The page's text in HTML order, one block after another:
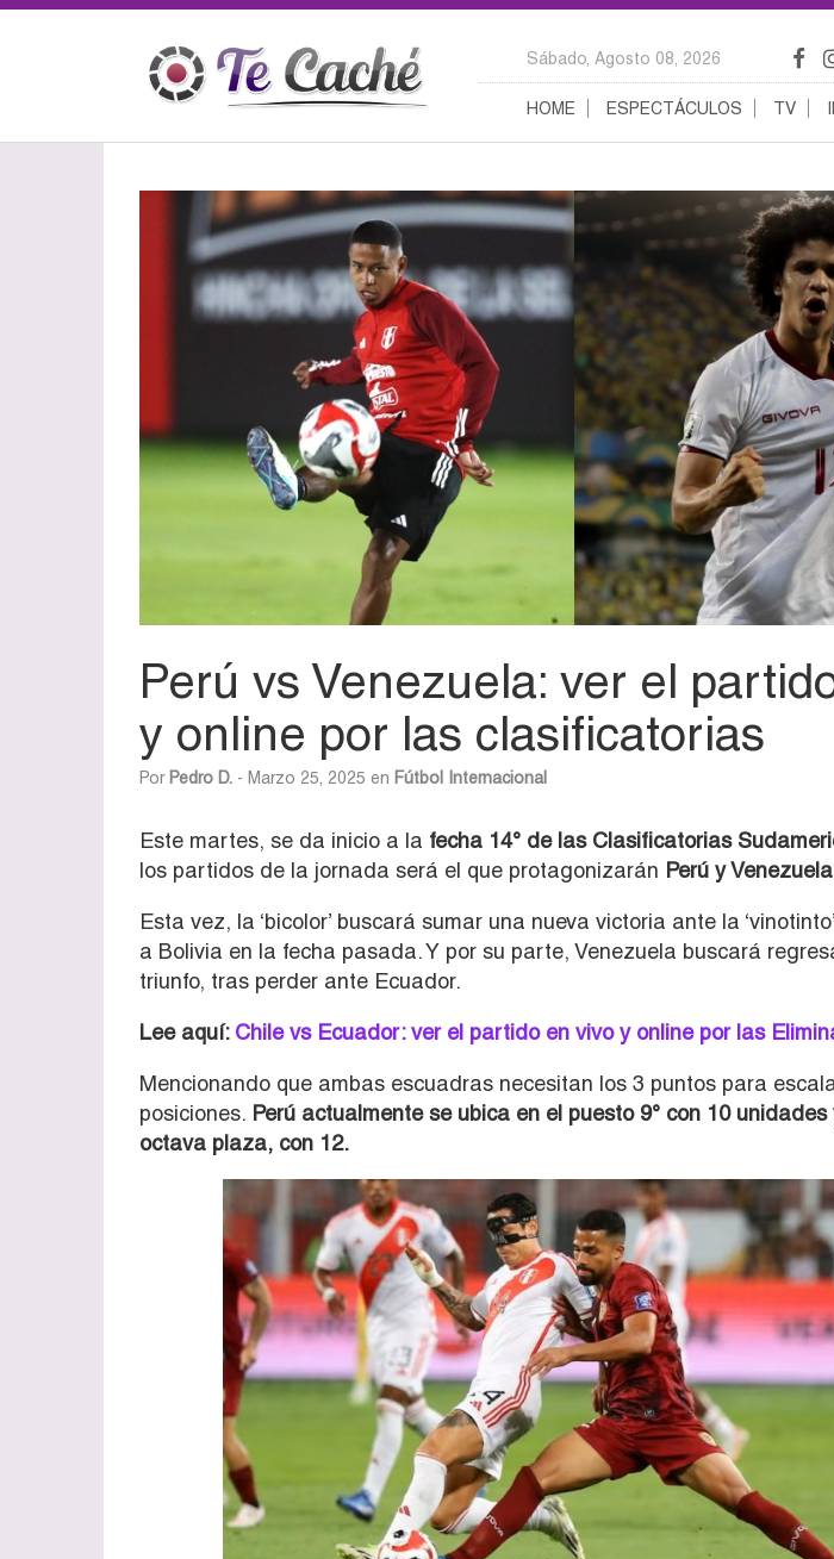
Sábado, Agosto 08, 2026
HOME ESPECTÁCULOS TV
Perú vs Venezuela: ver el
y online por las clasificatorias
Por Pedro D. - Marzo 25, 2025 en Fútbol Internacional
Este martes, se da inicio a la fecha 14° de las Clasificatorias
los partidos de la jornada será el que protagonizarán Perú y Venezuela
Esta vez, la ‘bicolor’ buscará sumar una nueva victoria ante la
a Bolivia en la fecha pasada. Y por su parte, Venezuela buscará
triunfo, tras perder ante Ecuador.
Lee aquí: Chile vs Ecuador: ver el partido en vivo y online por las
Mencionando que ambas escuadras necesitan los 3 puntos para
posiciones. Perú actualmente se ubica en el puesto 9° con 10
octava plaza, con 12.